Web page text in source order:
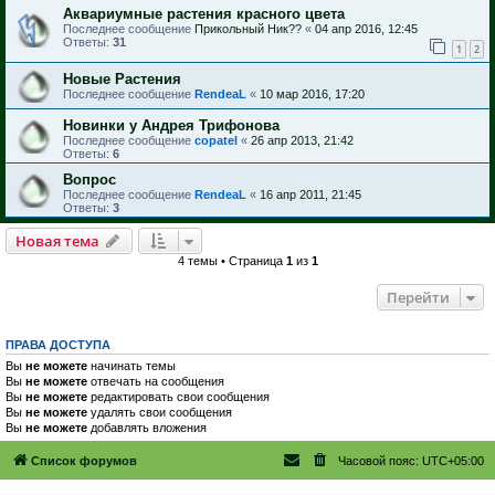
Аквариумные растения красного цвета
Последнее сообщение Прикольный Ник?? « 04 апр 2016, 12:45
Ответы: 31 1 2
Новые Растения
Последнее сообщение RendeaL « 10 мар 2016, 17:20
Новинки у Андрея Трифонова
Последнее сообщение copatel « 26 апр 2013, 21:42
Ответы: 6
Вопрос
Последнее сообщение RendeaL « 16 апр 2011, 21:45
Ответы: 3
Новая тема
4 темы • Страница 1из 1
Перейти
ПРАВА ДОСТУПА
Вы не можете начинать темы
Вы не можете отвечать на сообщения
Вы не можете редактировать свои сообщения
Вы не можете удалять свои сообщения
Вы не можете добавлять вложения
Список форумов Часовой пояс: UTC+05:00